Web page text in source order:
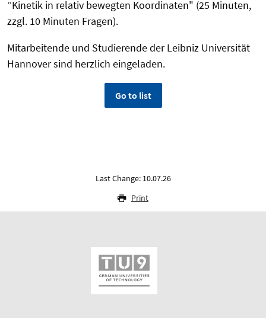
”Kinetik in relativ bewegten Koordinaten" (25 Minuten,
zzgl. 10 Minuten Fragen).
Mitarbeitende und Studierende der Leibniz Universität
Hannover sind herzlich eingeladen.
Go to list
Last Change: 10.07.26
Print